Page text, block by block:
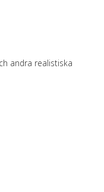
andra realistiska